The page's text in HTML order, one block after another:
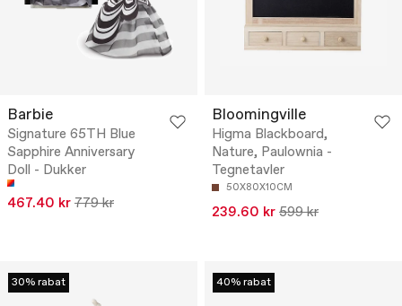
Barbie
Signature 65TH Blue
Sapphire Anniversary
Doll - Dukker
467.40 kr 779 kr
Bloomingville
Higma Blackboard,
Nature, Paulownia -
Tegnetavler
50X80X10CM
239.60 kr 599 kr
30% rabat 40% rabat